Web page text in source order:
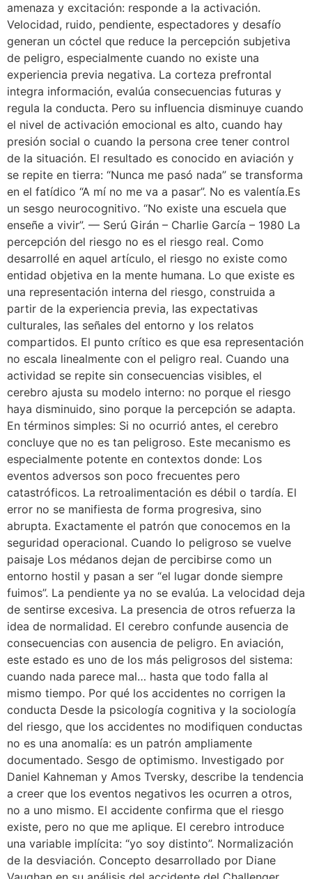
amenaza y excitación: responde a la activación.
Velocidad, ruido, pendiente, espectadores y desafío
generan un cóctel que reduce la percepción subjetiva
de peligro, especialmente cuando no existe una
experiencia previa negativa. La corteza prefrontal
integra información, evalúa consecuencias futuras y
regula la conducta. Pero su influencia disminuye cuando
el nivel de activación emocional es alto, cuando hay
presión social o cuando la persona cree tener control
de la situación. El resultado es conocido en aviación y
se repite en tierra: “Nunca me pasó nada” se transforma
en el fatídico “A mí no me va a pasar”. No es valentía.Es
un sesgo neurocognitivo. “No existe una escuela que
enseñe a vivir”. — Serú Girán – Charlie García – 1980 La
percepción del riesgo no es el riesgo real. Como
desarrollé en aquel artículo, el riesgo no existe como
entidad objetiva en la mente humana. Lo que existe es
una representación interna del riesgo, construida a
partir de la experiencia previa, las expectativas
culturales, las señales del entorno y los relatos
compartidos. El punto crítico es que esa representación
no escala linealmente con el peligro real. Cuando una
actividad se repite sin consecuencias visibles, el
cerebro ajusta su modelo interno: no porque el riesgo
haya disminuido, sino porque la percepción se adapta.
En términos simples: Si no ocurrió antes, el cerebro
concluye que no es tan peligroso. Este mecanismo es
especialmente potente en contextos donde: Los
eventos adversos son poco frecuentes pero
catastróficos. La retroalimentación es débil o tardía. El
error no se manifiesta de forma progresiva, sino
abrupta. Exactamente el patrón que conocemos en la
seguridad operacional. Cuando lo peligroso se vuelve
paisaje Los médanos dejan de percibirse como un
entorno hostil y pasan a ser “el lugar donde siempre
fuimos”. La pendiente ya no se evalúa. La velocidad deja
de sentirse excesiva. La presencia de otros refuerza la
idea de normalidad. El cerebro confunde ausencia de
consecuencias con ausencia de peligro. En aviación,
este estado es uno de los más peligrosos del sistema:
cuando nada parece mal… hasta que todo falla al
mismo tiempo. Por qué los accidentes no corrigen la
conducta Desde la psicología cognitiva y la sociología
del riesgo, que los accidentes no modifiquen conductas
no es una anomalía: es un patrón ampliamente
documentado. Sesgo de optimismo. Investigado por
Daniel Kahneman y Amos Tversky, describe la tendencia
a creer que los eventos negativos les ocurren a otros,
no a uno mismo. El accidente confirma que el riesgo
existe, pero no que me aplique. El cerebro introduce
una variable implícita: “yo soy distinto”. Normalización
de la desviación. Concepto desarrollado por Diane